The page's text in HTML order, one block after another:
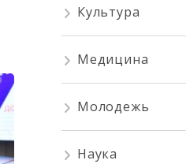
Культура
Медицина
Молодежь
Наука